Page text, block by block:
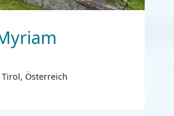
Tirol, Österreich